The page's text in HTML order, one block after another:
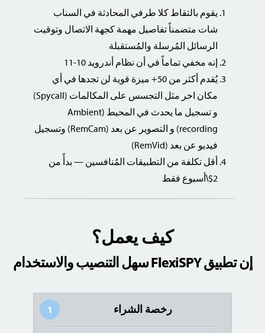
يقوم بالتقاط كلا طرفي المحادثة في السناب
شات متضمناً تفاصيل مهمة كجهة الاتصال وتوقيت
الرسائل المُرسلة والمُستقبلة
إنه مخفي تماماً في أن نظام أندرويد 10-11
يُقدم أكثر من 50+ ميزة قوية لن تجدها في أي
مكان اخر مثل التجسس على المكالمات (Spycall)
و تسجيل ما يحدث في المحيط (Ambient
(recording و التصوير عن بعد (RemCam) وتسجيل
فيديو عن بعد (RemVid)
أقل تكلفة من التطبيقات المُنافسين — بدأً من
2$\أسبوع فقط
كيف يعمل؟
إن تطبيق FlexiSPY سهل التنصيب والاستخدام
1 رخصة الشراء